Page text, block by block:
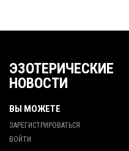
ЭЗОТЕРИЧЕСКИЕ
НОВОСТИ
ВЫ МОЖЕТЕ
ЗАРЕГИСТРИРОВАТЬСЯ
ВОЙТИ